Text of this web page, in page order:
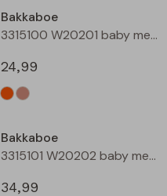
Bakkaboe
3315100 W20201 baby meisjes buiten jack Zand
24,99
Bakkaboe
3315101 W20202 baby meisjes buiten jack Champagne
34,99